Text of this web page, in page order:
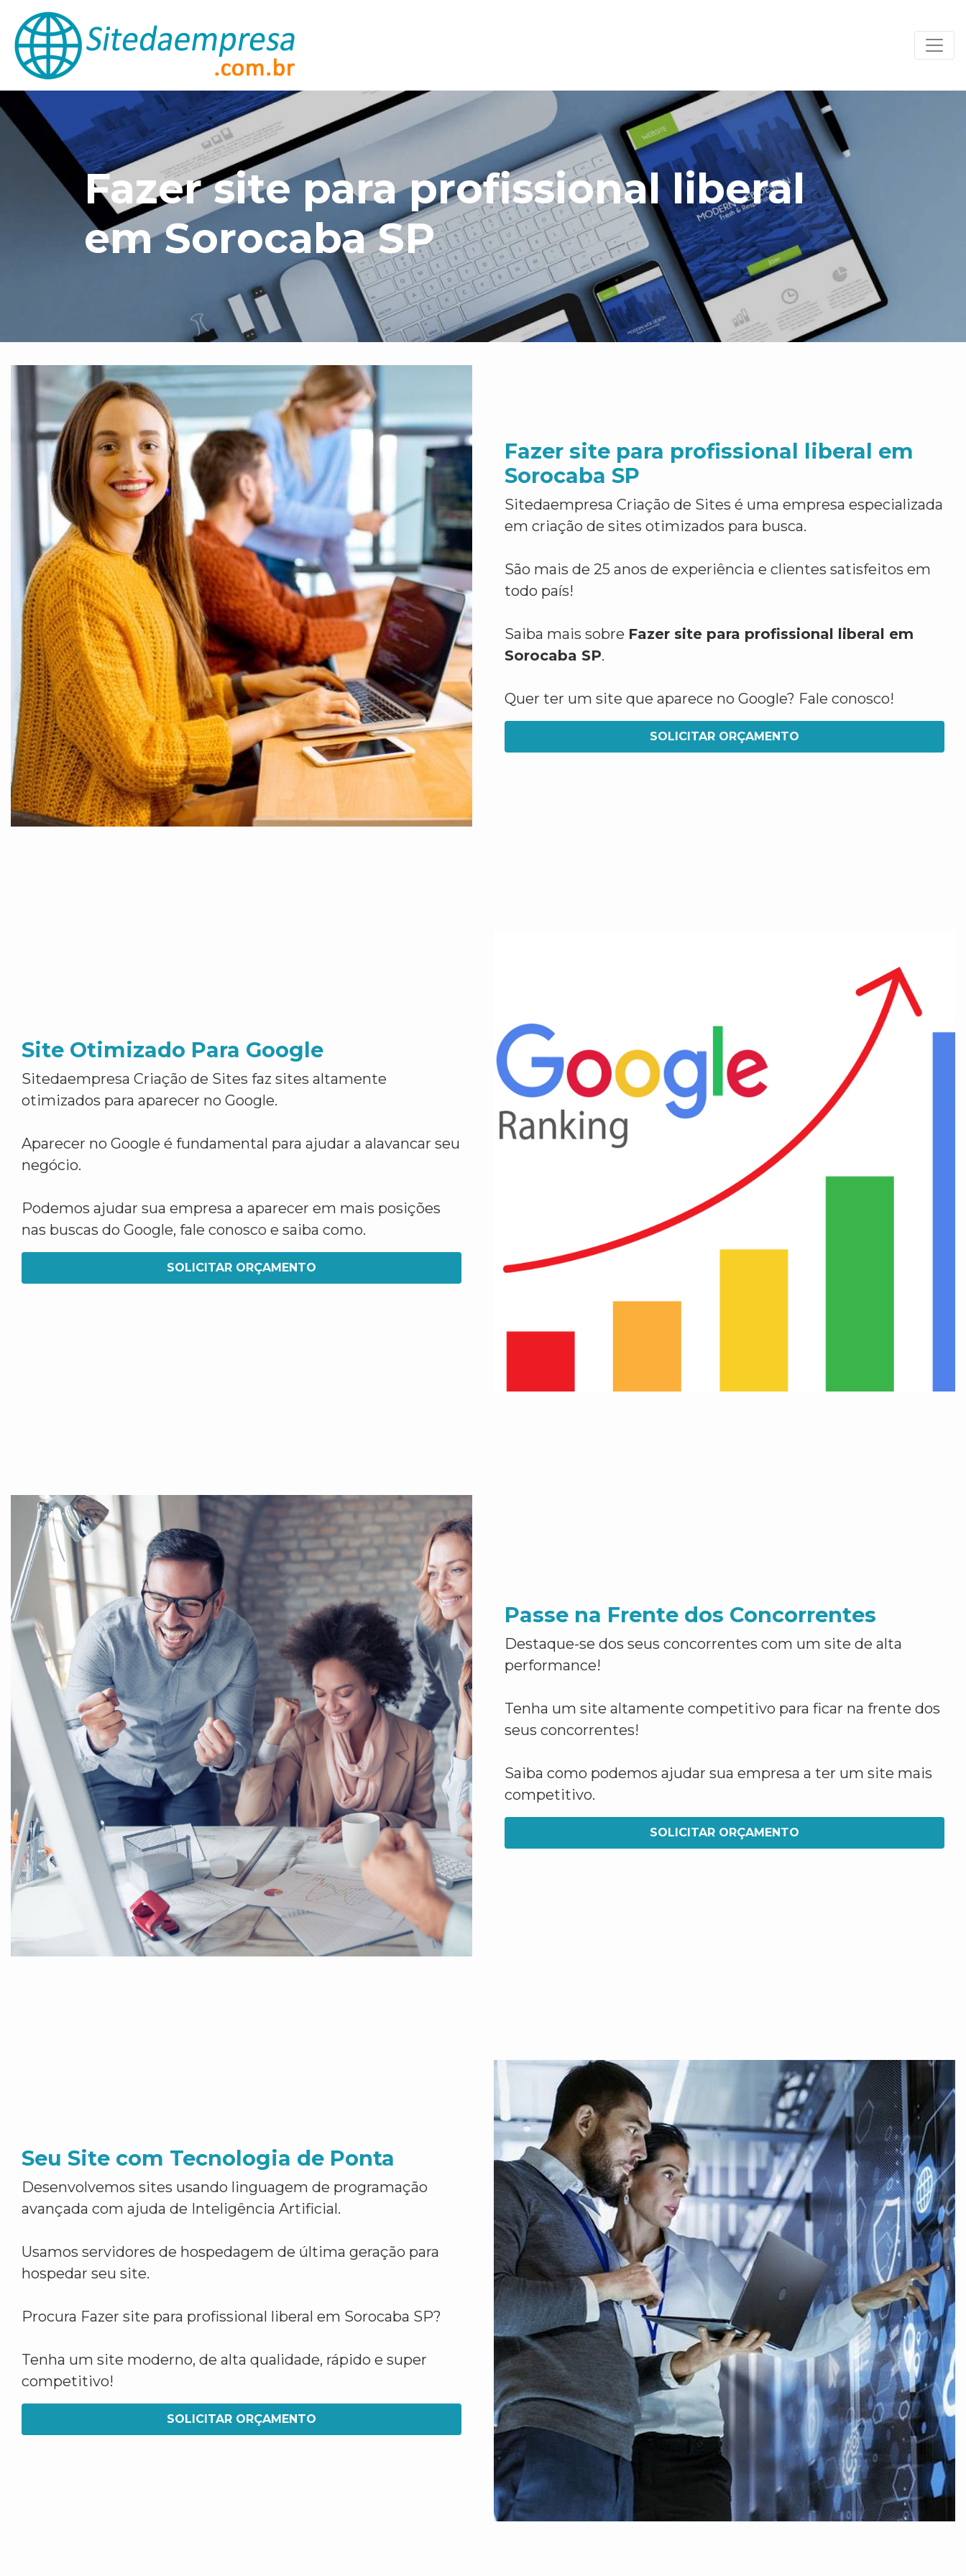
Fazer site para profissional liberal
em Sorocaba SP
Fazer site para profissional liberal em
Sorocaba SP
Sitedaempresa Criação de Sites é uma empresa especializada
em criação de sites otimizados para busca.
São mais de 25 anos de experiência e clientes satisfeitos em
todo país!
Saiba mais sobre Fazer site para profissional liberal em
Sorocaba SP.
Quer ter um site que aparece no Google? Fale conosco!
SOLICITAR ORÇAMENTO
Site Otimizado Para Google
Sitedaempresa Criação de Sites faz sites altamente
otimizados para aparecer no Google.
Aparecer no Google é fundamental para ajudar a alavancar seu
negócio.
Podemos ajudar sua empresa a aparecer em mais posições
nas buscas do Google, fale conosco e saiba como.
SOLICITAR ORÇAMENTO
Passe na Frente dos Concorrentes
Destaque-se dos seus concorrentes com um site de alta
performance!
Tenha um site altamente competitivo para ficar na frente dos
seus concorrentes!
Saiba como podemos ajudar sua empresa a ter um site mais
competitivo.
SOLICITAR ORÇAMENTO
Seu Site com Tecnologia de Ponta
Desenvolvemos sites usando linguagem de programação
avançada com ajuda de Inteligência Artificial.
Usamos servidores de hospedagem de última geração para
hospedar seu site.
Procura Fazer site para profissional liberal em Sorocaba SP?
Tenha um site moderno, de alta qualidade, rápido e super
competitivo!
SOLICITAR ORÇAMENTO